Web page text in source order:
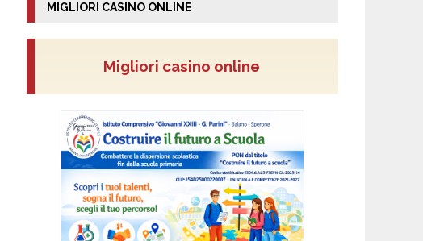
MIGLIORI CASINO ONLINE
Migliori casino online